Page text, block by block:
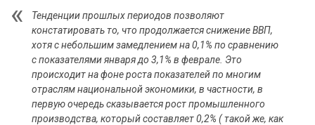
Тенденции прошлых периодов позволяют
констатировать то, что продолжается снижение ВВП,
хотя с небольшим замедлением на 0,1% по сравнению
с показателями января до 3,1% в феврале. Это
происходит на фоне роста показателей по многим
отраслям национальной экономики, в частности, в
первую очередь сказывается рост промышленного
производства, который составляет 0,2% ( такой же, как